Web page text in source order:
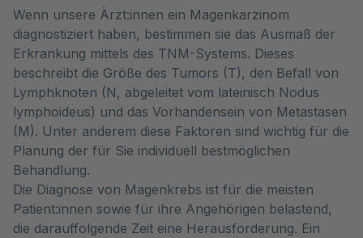
Wenn unsere Ärzt:innen ein Magenkarzinom
diagnostiziert haben, bestimmen sie das Ausmaß der
Erkrankung mittels des TNM-Systems. Dieses
beschreibt die Größe des Tumors (T), den Befall von
Lymphknoten (N, abgeleitet vom lateinisch Nodus
lymphoideus) und das Vorhandensein von Metastasen
(M). Unter anderem diese Faktoren sind wichtig für die
Planung der für Sie individuell bestmöglichen
Behandlung.
Die Diagnose von Magenkrebs ist für die meisten
Patient:innen sowie für ihre Angehörigen belastend,
die darauffolgende Zeit eine Herausforderung. Ein